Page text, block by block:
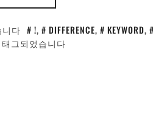
다 !, DIFFERENCE, KEYWORD,
그되었습니다